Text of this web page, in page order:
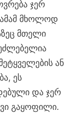
ჯერ
მხოლოდ
მთელი
ან
ეს
და ჯერ
გაყოფილი.